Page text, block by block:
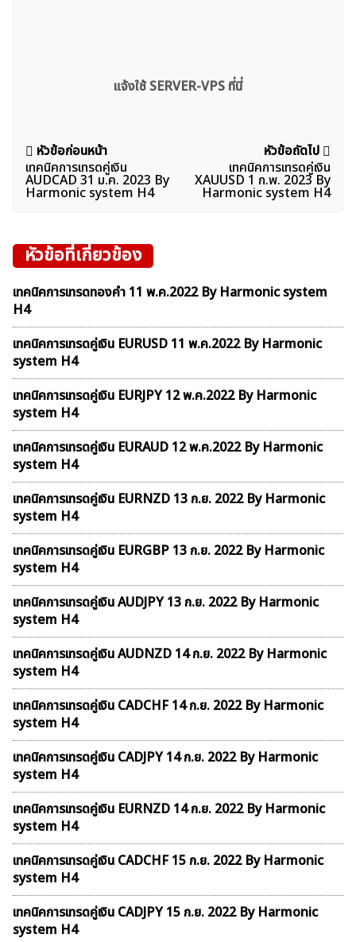
ค้นหา
สำหรับ:
แจ้งใช้ SERVER-VPS ที่นี่
แนะแนว
เรื่อง
หัวข้อก่อนหน้า
เทคนิคการเทรดคู่เงิน
AUDCAD 31 ม.ค. 2023 By
Harmonic system H4
หัวข้อถัดไป
เทคนิคการเทรดคู่เงิน
XAUUSD 1 ก.พ. 2023 By
Harmonic system H4
หัวข้อที่เกี่ยวข้อง
เทคนิคการเทรดทองคำ 11 พ.ค.2022 By Harmonic system
H4
เทคนิคการเทรดคู่เงิน EURUSD 11 พ.ค.2022 By Harmonic
system H4
เทคนิคการเทรดคู่เงิน EURJPY 12 พ.ค.2022 By Harmonic
system H4
เทคนิคการเทรดคู่เงิน EURAUD 12 พ.ค.2022 By Harmonic
system H4
เทคนิคการเทรดคู่เงิน EURNZD 13 ก.ย. 2022 By Harmonic
system H4
เทคนิคการเทรดคู่เงิน EURGBP 13 ก.ย. 2022 By Harmonic
system H4
เทคนิคการเทรดคู่เงิน AUDJPY 13 ก.ย. 2022 By Harmonic
system H4
เทคนิคการเทรดคู่เงิน AUDNZD 14 ก.ย. 2022 By Harmonic
system H4
เทคนิคการเทรดคู่เงิน CADCHF 14 ก.ย. 2022 By Harmonic
system H4
เทคนิคการเทรดคู่เงิน CADJPY 14 ก.ย. 2022 By Harmonic
system H4
เทคนิคการเทรดคู่เงิน EURNZD 14 ก.ย. 2022 By Harmonic
system H4
เทคนิคการเทรดคู่เงิน CADCHF 15 ก.ย. 2022 By Harmonic
system H4
เทคนิคการเทรดคู่เงิน CADJPY 15 ก.ย. 2022 By Harmonic
system H4